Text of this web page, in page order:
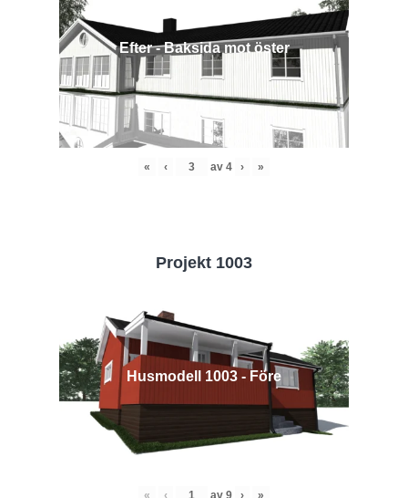
Efter - Baksida mot öster
« ‹ av 4 › »
Projekt 1003
Husmodell 1003 - Före
« ‹ av 9 › »